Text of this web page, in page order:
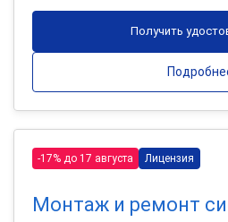
Получить
-17% до 17 августа Лицензия
Монтаж и ремонт